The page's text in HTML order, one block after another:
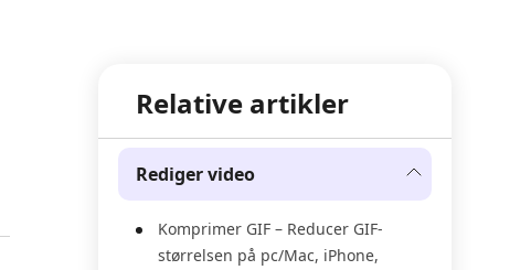
Relative artikler
Rediger video
Komprimer GIF – Reducer GIF-
størrelsen på pc/Mac, iPhone,